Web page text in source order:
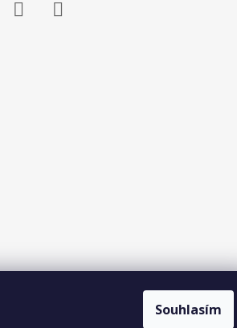
Souhlasím